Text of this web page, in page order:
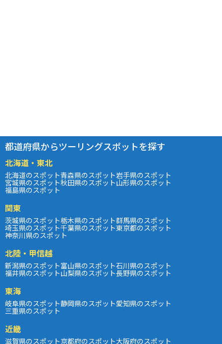
都道府県からツーリングスポットを探す
北海道・東北
北海道のスポット青森県のスポット岩手県のスポット
宮城県のスポット秋田県のスポット山形県のスポット
福島県のスポット
関東
茨城県のスポット栃木県のスポット群馬県のスポット
埼玉県のスポット千葉県のスポット東京都のスポット
神奈川県のスポット
北陸・甲信越
新潟県のスポット富山県のスポット石川県のスポット
福井県のスポット山梨県のスポット長野県のスポット
東海
岐阜県のスポット静岡県のスポット愛知県のスポット
三重県のスポット
近畿
滋賀県のスポット京都府のスポット大阪府のスポット